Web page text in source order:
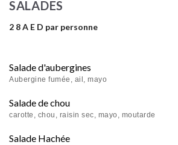
SALADES
2 8 A E D par personne
Salade d'aubergines
Aubergine fumée, ail, mayo
Salade de chou
carotte, chou, raisin sec, mayo, moutarde
Salade Hachée